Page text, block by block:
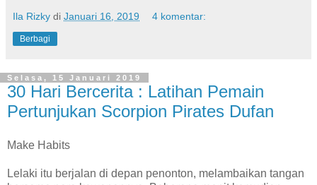
Ila Rizky di Januari 16, 2019 4 komentar:
Berbagi
Selasa, 15 Januari 2019
30 Hari Bercerita : Latihan Pemain
Pertunjukan Scorpion Pirates Dufan
Make Habits
Lelaki itu berjalan di depan penonton, melambaikan tangan